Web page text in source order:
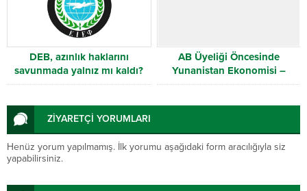
DEB, azınlık haklarını
savunmada yalnız mı kaldı?
AB Üyeliği Öncesinde
Yunanistan Ekonomisi –
Bölüm 4
ZİYARETÇİ YORUMLARI
Henüz yorum yapılmamış. İlk yorumu aşağıdaki form aracılığıyla siz
yapabilirsiniz.